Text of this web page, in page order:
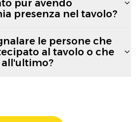
pur avendo
presenza nel tavolo?
le persone che
al tavolo o che